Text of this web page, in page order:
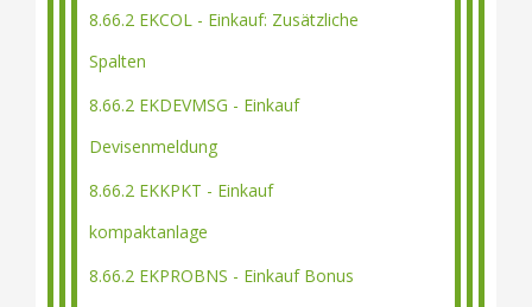
8.66.2 EKCOL - Einkauf: Zusätzliche
Spalten
8.66.2 EKDEVMSG - Einkauf
Devisenmeldung
8.66.2 EKKPKT - Einkauf
kompaktanlage
8.66.2 EKPROBNS - Einkauf Bonus